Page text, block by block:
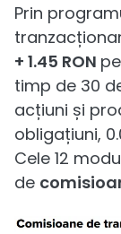
Prin
+ 1.45 RON
timp de 30
acțiuni și
obligațiuni,
Cele 12
de